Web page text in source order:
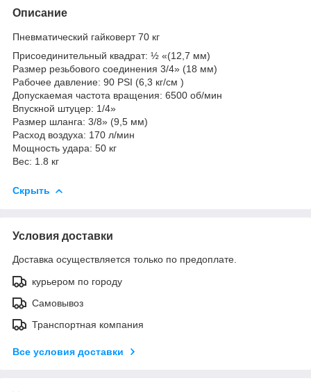
Описание
Пневматический гайковерт 70 кг
Присоединительный квадрат: ½ «(12,7 мм)
Размер резьбового соединения 3/4» (18 мм)
Рабочее давление: 90 PSI (6,3 кг/см )
Допускаемая частота вращения: 6500 об/мин
Впускной штуцер: 1/4»
Размер шланга: 3/8» (9,5 мм)
Расход воздуха: 170 л/мин
Мощность удара: 50 кг
Вес: 1.8 кг
Скрыть
Условия доставки
Доставка осуществляется только по предоплате.
курьером по городу
Самовывоз
Транспортная компания
Все условия доставки